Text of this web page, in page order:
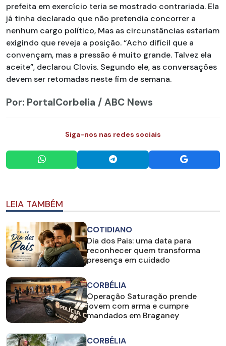
prefeita em exercício teria se mostrado contrariada. Ela
já tinha declarado que não pretendia concorrer a
nenhum cargo político, Mas as circunstâncias estariam
exigindo que reveja a posição. “Acho difícil que a
convençam, mas a pressão é muito grande. Talvez ela
aceite”, declarou Clovis. Segundo ele, as conversações
devem ser retomadas neste fim de semana.
Por: PortalCorbelia / ABC News
Siga-nos nas redes sociais
LEIA TAMBÉM
COTIDIANO
Dia dos Pais: uma data para
reconhecer quem transforma
presença em cuidado
CORBÉLIA
Operação Saturação prende
jovem com arma e cumpre
mandados em Braganey
CORBÉLIA